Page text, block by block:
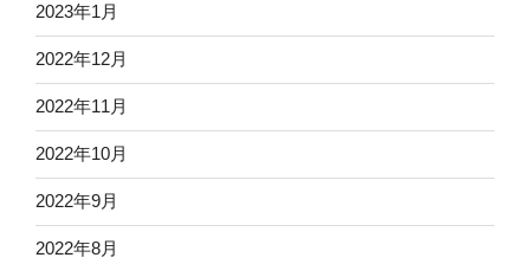
2023年1月
2022年12月
2022年11月
2022年10月
2022年9月
2022年8月